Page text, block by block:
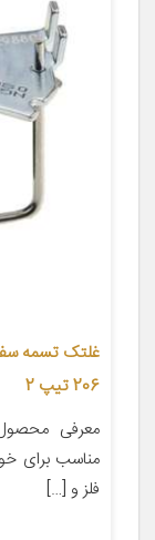
206 تیپ 2
فلز و […]